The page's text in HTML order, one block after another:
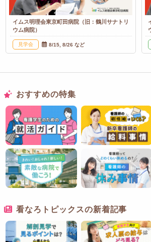
イムス明理会東京町田病院（旧：鶴川サナトリ
ウム病院）
見学会 8/15, 8/26 など
おすすめの特集
看なろトピックスの新着記事